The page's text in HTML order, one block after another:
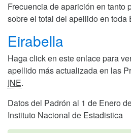
Frecuencia de aparición en tanto
sobre el total del apellido en toda
Eirabella
Haga click en este enlace para
apellido más actualizada en las
INE.
Datos del Padrón al 1 de Enero
Instituto Nacional de Estadistica